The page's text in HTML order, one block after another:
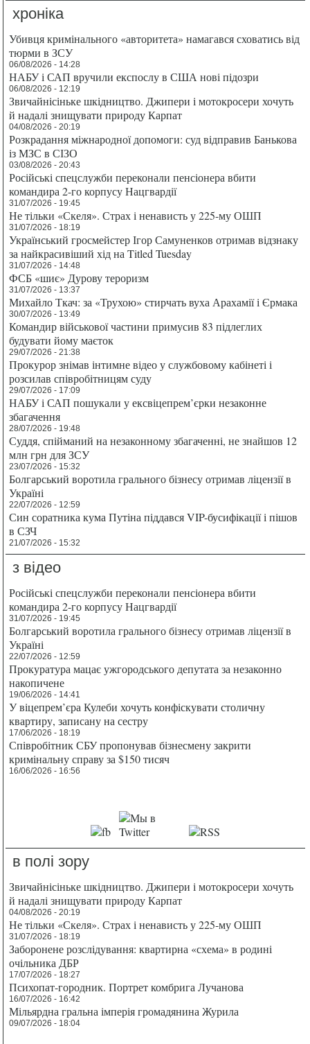
хроніка
Убивця кримінального «авторитета» намагався сховатись від
тюрми в ЗСУ
06/08/2026 - 14:28
НАБУ і САП вручили експослу в США нові підозри
06/08/2026 - 12:19
Звичайнісіньке шкідництво. Джипери і мотокросери хочуть
й надалі знищувати природу Карпат
04/08/2026 - 20:19
Розкрадання міжнародної допомоги: суд відправив Банькова
із МЗС в СІЗО
03/08/2026 - 20:43
Російські спецслужби переконали пенсіонера вбити
командира 2-го корпусу Нацгвардії
31/07/2026 - 19:45
Не тільки «Скеля». Страх і ненависть у 225-му ОШП
31/07/2026 - 18:19
Український гросмейстер Ігор Самуненков отримав відзнаку
за найкрасивіший хід на Titled Tuesday
31/07/2026 - 14:48
ФСБ «шиє» Дурову тероризм
31/07/2026 - 13:37
Михайло Ткач: за «Трухою» стирчать вуха Арахамії і Єрмака
30/07/2026 - 13:49
Командир військової частини примусив 83 підлеглих
будувати йому маєток
29/07/2026 - 21:38
Прокурор знімав інтимне відео у службовому кабінеті і
розсилав співробітницям суду
29/07/2026 - 17:09
НАБУ і САП пошукали у ексвіцепрем’єрки незаконне
збагачення
28/07/2026 - 19:48
Суддя, спійманий на незаконному збагаченні, не знайшов 12
млн грн для ЗСУ
23/07/2026 - 15:32
Болгарський воротила грального бізнесу отримав ліцензії в
Україні
22/07/2026 - 12:59
Син соратника кума Путіна піддався VIP-бусифікації і пішов
в СЗЧ
21/07/2026 - 15:32
з відео
Російські спецслужби переконали пенсіонера вбити
командира 2-го корпусу Нацгвардії
31/07/2026 - 19:45
Болгарський воротила грального бізнесу отримав ліцензії в
Україні
22/07/2026 - 12:59
Прокуратура мацає ужгородського депутата за незаконно
накопичене
19/06/2026 - 14:41
У віцепрем’єра Кулеби хочуть конфіскувати столичну
квартиру, записану на сестру
17/06/2026 - 18:19
Співробітник СБУ пропонував бізнесмену закрити
кримінальну справу за $150 тисяч
16/06/2026 - 16:56
в полі зору
Звичайнісіньке шкідництво. Джипери і мотокросери хочуть
й надалі знищувати природу Карпат
04/08/2026 - 20:19
Не тільки «Скеля». Страх і ненависть у 225-му ОШП
31/07/2026 - 18:19
Заборонене розслідування: квартирна «схема» в родині
очільника ДБР
17/07/2026 - 18:27
Психопат-городник. Портрет комбрига Лучанова
16/07/2026 - 16:42
Мільярдна гральна імперія громадянина Журила
09/07/2026 - 18:04